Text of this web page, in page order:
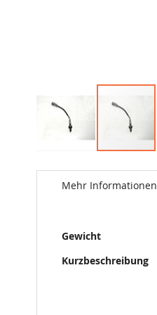
zum
AnfangMehr Informationen
Mehr
Informationen
Gewicht
Kurzbeschreibung